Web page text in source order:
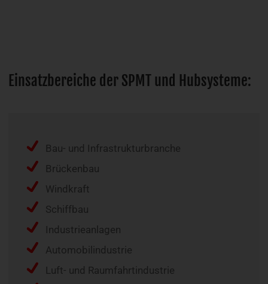
Einsatzbereiche der SPMT und Hubsysteme:
Bau- und Infrastrukturbranche
Brückenbau
Windkraft
Schiffbau
Industrieanlagen
Automobilindustrie
Luft- und Raumfahrtindustrie